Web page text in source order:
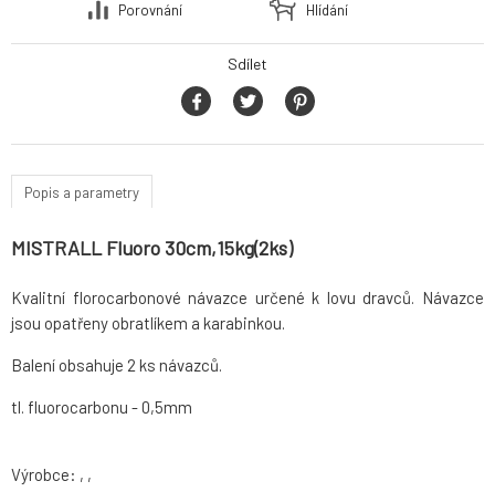
Porovnání
Hlídání
Sdílet
Popis a parametry
MISTRALL Fluoro 30cm,15kg(2ks)
Kvalitní florocarbonové návazce určené k lovu dravců. Návazce
jsou opatřeny obratlíkem a karabinkou.
Balení obsahuje 2 ks návazců.
tl. fluorocarbonu - 0,5mm
Výrobce: , ,